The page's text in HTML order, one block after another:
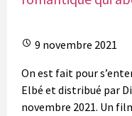
9 novembre 2021
On est fait pour
Elbé et distribué par
novembre 2021. Un